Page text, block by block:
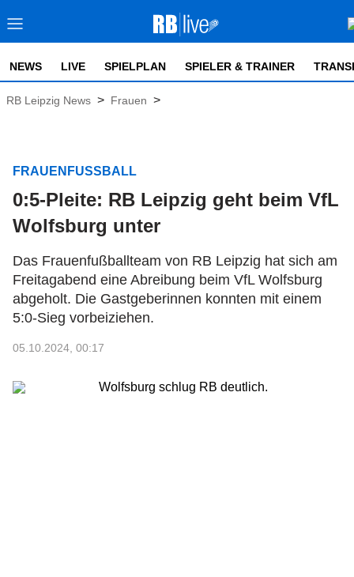
NEWS LIVE SPIELPLAN SPIELER & TRAINER
RB Leipzig News > Frauen >
FRAUENFUSSBALL
0:5-Pleite: RB Leipzig geht beim VfL
Wolfsburg unter
Das Frauenfußballteam von RB Leipzig hat sich am
Freitagabend eine Abreibung beim VfL Wolfsburg
abgeholt. Die Gastgeberinnen konnten mit einem
5:0-Sieg vorbeiziehen.
05.10.2024, 00:17